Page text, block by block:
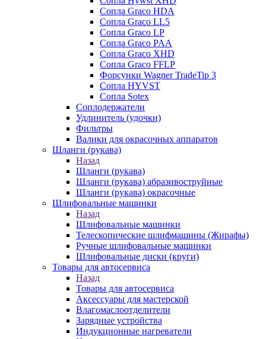
Сопла Graco HDA
Сопла Graco LL5
Сопла Graco LP
Сопла Graco PAA
Сопла Graco XHD
Сопла Graco FFLP
Форсунки Wagner TradeTip 3
Сопла HYVST
Сопла Sotex
Соплодержатели
Удлинитель (удочки)
Фильтры
Валики для окрасочных аппаратов
Шланги (рукава)
Назад
Шланги (рукава)
Шланги (рукава) абразивоструйные
Шланги (рукава) окрасочные
Шлифовальные машинки
Назад
Шлифовальные машинки
Телескопические шлифмашины (Жирафы)
Ручные шлифовальные машинки
Шлифовальные диски (круги)
Товары для автосервиса
Назад
Товары для автосервиса
Аксессуары для мастерской
Влагомаслоотделители
Зарядные устройства
Индукционные нагреватели